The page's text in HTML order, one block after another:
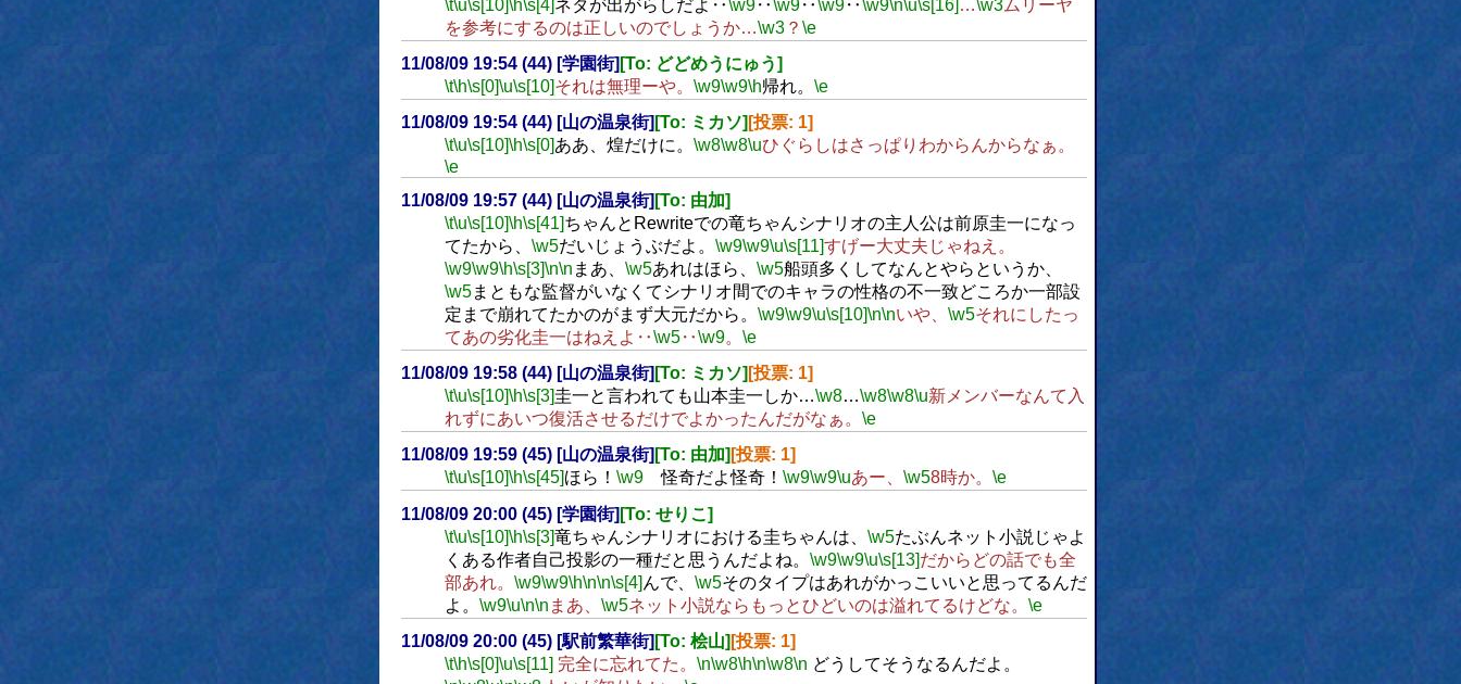
\t\u\s[10]\h\s[4]ネタが出がらしだよ‥\w9‥\w9‥\w9‥\w9\n\u\s[16] …\w3ムリーヤ
を参考にするのは正しいのでしょうか…\w3？ \e
11/08/09 19:54 (44) [学園街] [To: どどめうにゅう]
\t\h\s[0]\u\s[10]それは無理ーや。 \w9\w9\h帰れ。 \e
11/08/09 19:54 (44) [山の温泉街] [To: ミカソ] [投票: 1]
\t\u\s[10]\h\s[0]ああ、煌だけに。 \w8\w8\uひぐらしはさっぱりわからんからなぁ。
\e
11/08/09 19:57 (44) [山の温泉街] [To: 由加]
\t\u\s[10]\h\s[41]ちゃんとRewriteでの竜ちゃんシナリオの主人公は前原圭一になっ
てたから、 \w5だいじょうぶだよ。 \w9\w9\u\s[11]すげー大丈夫じゃねえ。
\w9\w9\h\s[3]\n\n まあ、 \w5あれはほら、 \w5船頭多くしてなんとやらというか、
\w5まともな監督がいなくてシナリオ間でのキャラの性格の不一致どころか一部設
定まで崩れてたかのがまず大元だから。 \w9\w9\u\s[10]\n\nいや、 \w5それにしたっ
てあの劣化圭一はねえよ‥\w5‥\w9。 \e
11/08/09 19:58 (44) [山の温泉街] [To: ミカソ] [投票: 1]
\t\u\s[10]\h\s[3]圭一と言われても山本圭一しか…\w8…\w8\w8\u新メンバーなんて入
れずにあいつ復活させるだけでよかったんだがなぁ。 \e
11/08/09 19:59 (45) [山の温泉街] [To: 由加] [投票: 1]
\t\u\s[10] \h\s[45] ほら！ \w9怪奇だよ怪奇！ \w9\w9\uあー、 \w58時か。 \e
11/08/09 20:00 (45) [学園街] [To: せりこ]
\t\u\s[10]\h\s[3]竜ちゃんシナリオにおける圭ちゃんは、 \w5たぶんネット小説じゃよ
くある作者自己投影の一種だと思うんだよね。 \w9\w9\u\s[13]だからどの話でも全
部あれ。 \w9\w9\h\n\n\s[4] んで、 \w5そのタイプはあれがかっこいいと思ってるんだ
よ。 \w9\u\n\n まあ、 \w5ネット小説ならもっとひどいのは溢れてるけどな。 \e
11/08/09 20:00 (45) [駅前繁華街] [To: 桧山] [投票: 1]
\t\h\s[0]\u\s[11] 完全に忘れてた。 \n\w8\h\n\w8\n どうしてそうなるんだよ。